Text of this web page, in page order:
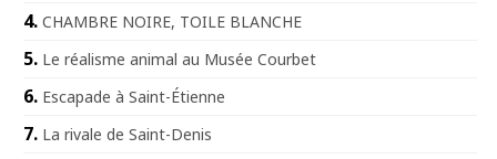
CHAMBRE NOIRE, TOILE BLANCHE
Le réalisme animal au Musée Courbet
Escapade à Saint-Étienne
La rivale de Saint-Denis